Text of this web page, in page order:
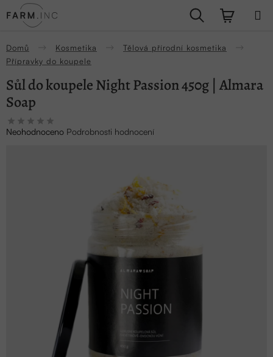
na
Hledat
Domů Kosmetika
Tělová přírodní kosmetika
Přípravky do koupele
Sůl do koupele Night Passion 450g | Almara
Soap
Průměrné
hodnocení
Neohodnoceno Podrobnosti hodnocení